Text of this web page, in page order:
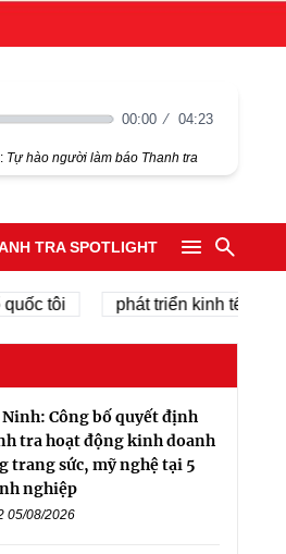
00:00 04:23
Tự hào người làm báo Thanh tra
TRA SPOTLIGHT
phát triển kinh tế tư nhân
Ninh: Công bố quyết định
tra hoạt động kinh doanh
trang sức, mỹ nghệ tại 5
nghiệp
05/08/2026